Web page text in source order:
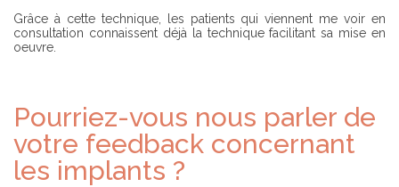
Grâce à cette technique, les patients qui viennent me voir en
consultation connaissent déjà la technique facilitant sa mise en
oeuvre.
Pourriez-vous nous parler de
votre feedback concernant
les implants ?